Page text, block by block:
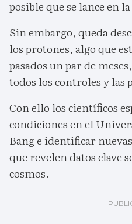
posible que se lance en
Sin embargo, queda
los protones, algo que
pasados un par de
todos los controles y las
Con ello los científicos
condiciones en el
Bang e identificar
que revelen datos clave
cosmos.